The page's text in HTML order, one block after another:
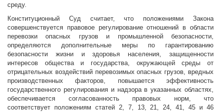
среду.
Конституционный Суд считает, что положениями Закона
совершенствуется правовое регулирование отношений в области
перевозки опасных грузов и промышленной безопасности,
определяются дополнительные меры по гарантированию
безопасности жизни и здоровья населения, защищенности
интересов общества и государства, окружающей среды от
отрицательных воздействий перевозимых опасных грузов, вредных
производственных факторов, повышается эффективность
государственного регулирования и надзора в указанных областях,
обеспечивается согласованность правовых норм, что
соответствует положениям статей 2, 7, 13, 21, 24, 41, 45 и 46